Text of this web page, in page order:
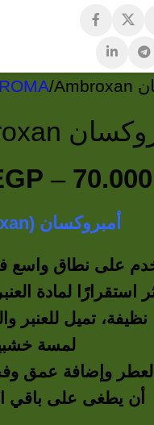
–
أمبروكسان (Ambroxan)
على نطاق واسع
استقرارًا لمادة
نظيفة، تميل للعنبر
لمسة
وإضافة عمق
أن يطغى على باقي